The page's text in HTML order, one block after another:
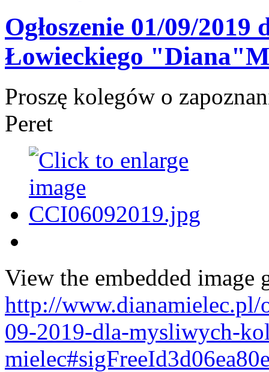
Ogłoszenie 01/09/
Łowieckiego
Proszę kolegów o
Peret
View the embedded image
http://www.dianamielec.pl/
09-2019-dla-mysliwych-